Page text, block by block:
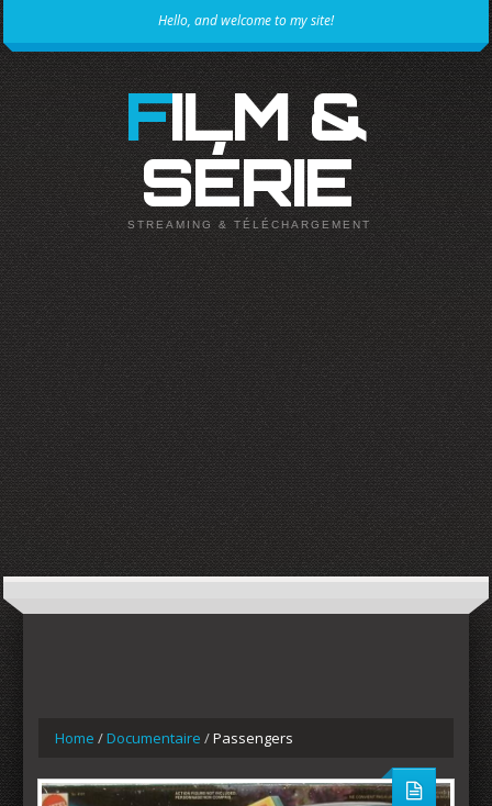
Hello, and welcome to my site!
FILM &
SÉRIE
STREAMING & TÉLÉCHARGEMENT
Home /Documentaire /Passengers